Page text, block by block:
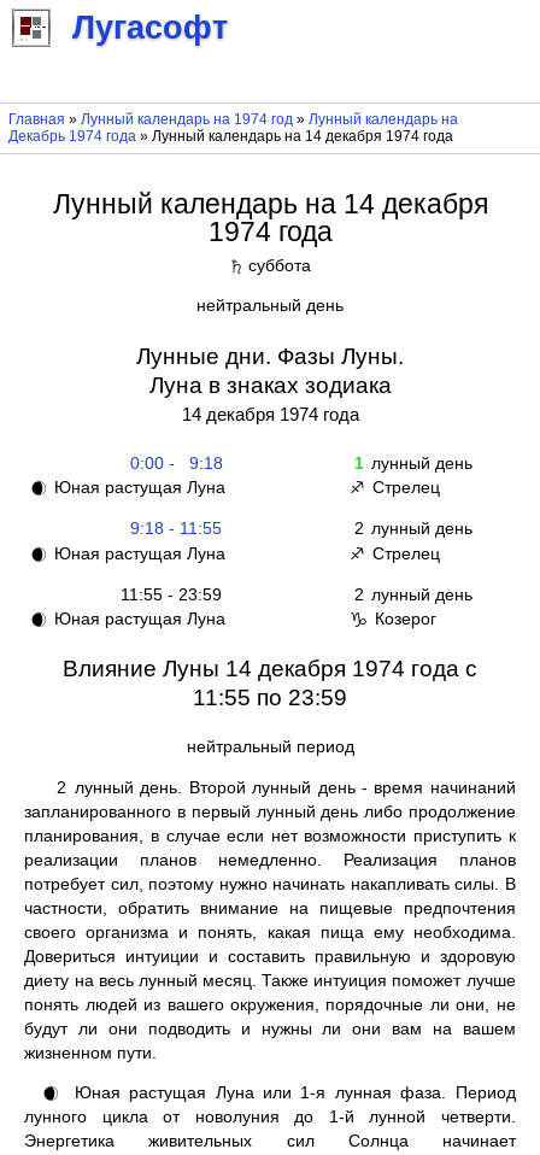
Лугасофт
Главная » Лунный календарь на 1974 год» Лунный календарь на
Декабрь 1974 года» Лунный календарь на 14 декабря 1974 года
Лунный календарь на 14 декабря
1974 года
♄ суббота
нейтральный день
Лунные дни. Фазы Луны.
Луна в знаках зодиака
14 декабря 1974 года
0:00 - 9:18 1 лунный день
🌒 Юная растущая Луна ♐ Стрелец
9:18 - 11:55 2 лунный день
🌒 Юная растущая Луна ♐ Стрелец
11:55 - 23:59 2 лунный день
🌒 Юная растущая Луна ♑ Козерог
Влияние Луны 14 декабря 1974 года с
11:55 по 23:59
нейтральный период
2 лунный день. Второй лунный день - время начинаний
запланированного в первый лунный день либо продолжение
планирования, в случае если нет возможности приступить к
реализации планов немедленно. Реализация планов
потребует сил, поэтому нужно начинать накапливать силы. В
частности, обратить внимание на пищевые предпочтения
своего организма и понять, какая пища ему необходима.
Довериться интуиции и составить правильную и здоровую
диету на весь лунный месяц. Также интуиция поможет лучше
понять людей из вашего окружения, порядочные ли они, не
будут ли они подводить и нужны ли они вам на вашем
жизненном пути.
🌒
Юная растущая Луна или 1-я лунная фаза. Период
лунного цикла от новолуния до 1-й лунной четверти.
Энергетика живительных сил Солнца начинает